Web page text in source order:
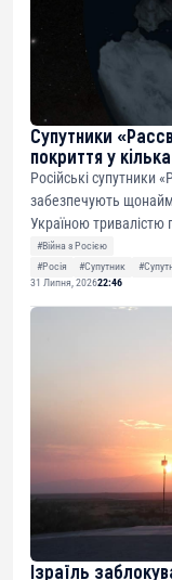
Супутники
покриття у
Російські супутники
забезпечують
Україною
#Війна з Росією
#Росія
#Супутник
31 Липня, 202622:46
Ізраїль